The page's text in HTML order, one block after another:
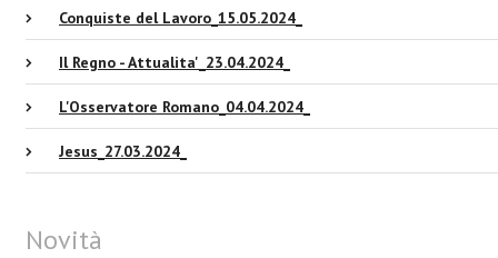
Conquiste del Lavoro_15.05.2024_
Il Regno - Attualita'_23.04.2024_
L'Osservatore Romano_04.04.2024_
Jesus_27.03.2024_
Novità